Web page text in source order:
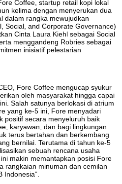
Coffee, startup retail kopi lokal
kelima dengan menyerukan dua
dalam rangka mewujudkan
Social, and Corporate Governance)
Cinta Laura Kiehl sebagai Social
menggandeng Robries sebagai
inisiatif pelestarian
Fore Coffee mengucap syukur
oleh masyarakat hingga capai
Salah satunya berlokasi di atrium
yang ke-5 ini, Fore menyadari
positif secara menyeluruh baik
karyawan, dan bagi lingkungan.
terus bertahan dan berkembang
bernilai. Terutama di tahun ke-5
sebuah rencana usaha
makin memantapkan posisi Fore
rangkaian minuman dan cemilan
Indonesia”.